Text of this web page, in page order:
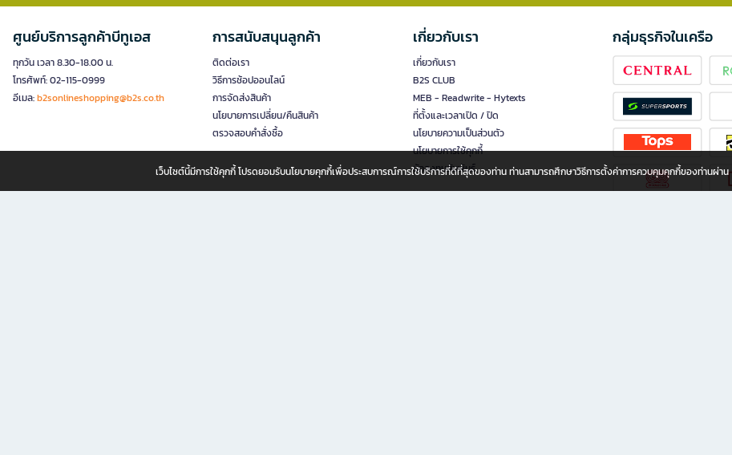
ศูนย์บริการลูกค้าบีทูเอส
ทุกวัน เวลา 8.30-18.00 น.
โทรศัพท์: 02-115-0999
อีเมล:b2sonlineshopping@b2s.co.th
การสนับสนุนลูกค้า
ติดต่อเรา
วิธีการช้อปออนไลน์
การจัดส่งสินค้า
นโยบายการเปลี่ยน/คืนสินค้า
ตรวจสอบคำสั่งซื้อ
เกี่ยวกับเรา
เกี่ยวกับเรา
B2S CLUB
MEB - Readwrite - Hytexts
ที่ตั้งและเวลาเปิด / ปิด
นโยบายความเป็นส่วนตัว
นโยบายการใช้คุกกี้
นักลงทุนสัมพันธ์
กลุ่มธุรกิจในเครือ
เว็บไซต์นี้มีการใช้คุกกี้ โปรดยอมรับนโยบายคุกกี้เพื่อประสบการณ์การใช้บริการที่ดีที่สุดของท่าน ท่านสามารถศึกษาวิธีการตั้งค่าการควบคุมคุกกี้ของท่านผ่าน